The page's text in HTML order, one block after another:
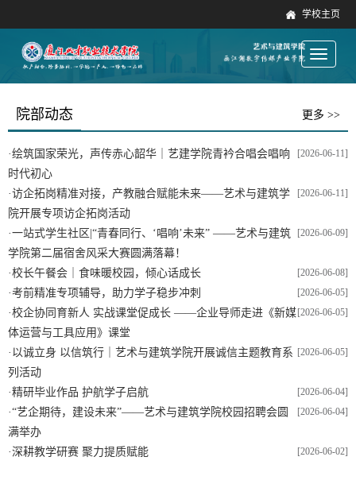
学校主页
Toggle
院部动态 更多 >>
[2026-06-11]
·绘筑国家荣光，声传赤心韶华｜艺建学院青衿合唱会唱响
时代初心
[2026-06-11]
·访企拓岗精准对接，产教融合赋能未来——艺术与建筑学
院开展专项访企拓岗活动
[2026-06-09]
·一站式学生社区|“青春同行、‘唱响’未来” ——艺术与建筑
学院第二届宿舍风采大赛圆满落幕！
[2026-06-08]
·校长午餐会｜食味暖校园，倾心话成长
[2026-06-05]
·考前精准专项辅导，助力学子稳步冲刺
[2026-06-05]
·校企协同育新人 实战课堂促成长 ——企业导师走进《新媒
体运营与工具应用》课堂
[2026-06-05]
· 以诚立身 以信筑行｜艺术与建筑学院开展诚信主题教育系
列活动
[2026-06-04]
·精研毕业作品 护航学子启航
[2026-06-04]
·“艺企期待，建设未来”——艺术与建筑学院校园招聘会圆
满举办
[2026-06-02]
·深耕教学研赛 聚力提质赋能